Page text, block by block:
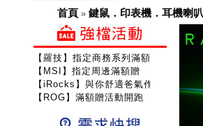
首頁 » 鍵鼠．印表機．耳機喇叭
【羅技】指定商務系列滿額送咖啡
【MSI】指定周邊滿額贈
【iRocks】與你舒適爸氣作戰!
【ROG】滿額贈活動開跑